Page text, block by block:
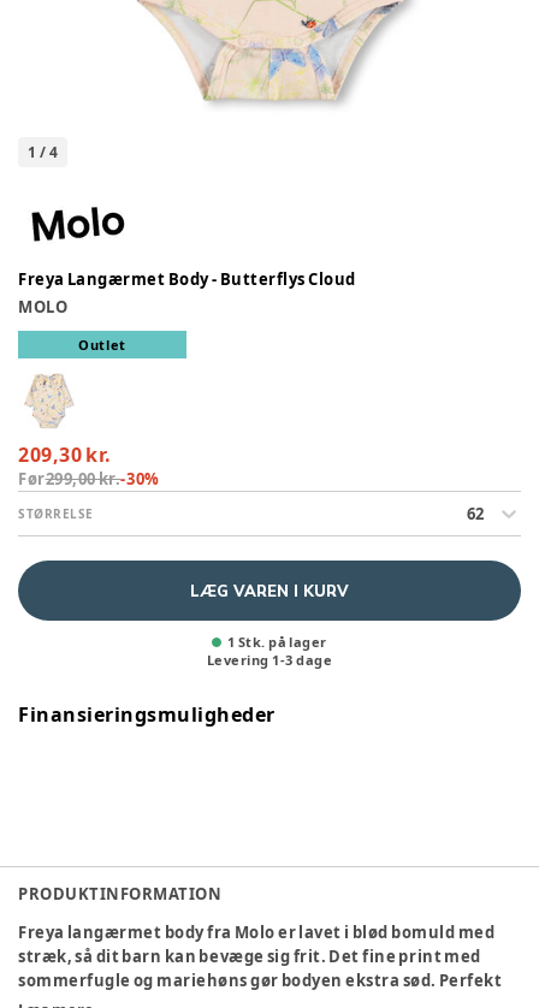
1 /4
Freya Langærmet Body - Butterflys Cloud
MOLO
Outlet
209,30 kr.
Før299,00 kr.-30%
STØRRELSE 62
LÆG VAREN I KURV
1 Stk. på lager
Levering 1-3 dage
Finansieringsmuligheder
PRODUKTINFORMATION
Freya langærmet body fra Molo er lavet i blød bomuld med
stræk, så dit barn kan bevæge sig frit. Det fine print med
sommerfugle og mariehøns gør bodyen ekstra sød. Perfekt